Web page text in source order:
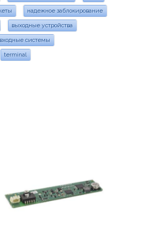
надежное заблокирование
выходные устройства
входные системы
terminal